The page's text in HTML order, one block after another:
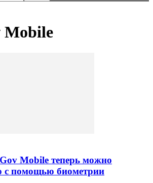
Mobile
Mobile теперь можно
с помощью биометрии